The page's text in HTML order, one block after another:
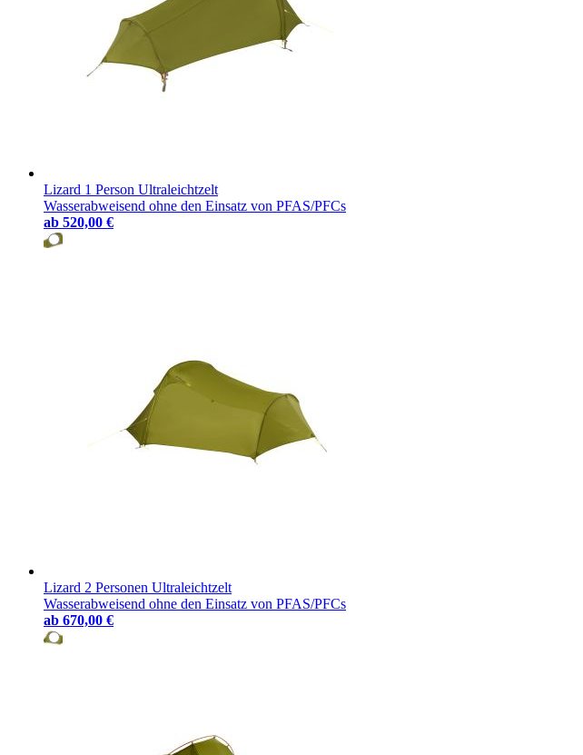
Lizard 1 Person Ultraleichtzelt
Wasserabweisend ohne den Einsatz von PFAS/PFCs
ab 520,00 €
Lizard 2 Personen Ultraleichtzelt
Wasserabweisend ohne den Einsatz von PFAS/PFCs
ab 670,00 €